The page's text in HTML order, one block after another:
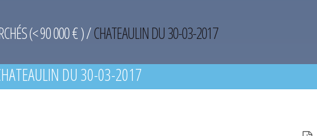
(< 90 000 € )/CHATEAULIN DU 30-03-2017
DU 30-03-2017